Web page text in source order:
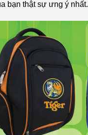
bạn thật sự ưng ý nhất.